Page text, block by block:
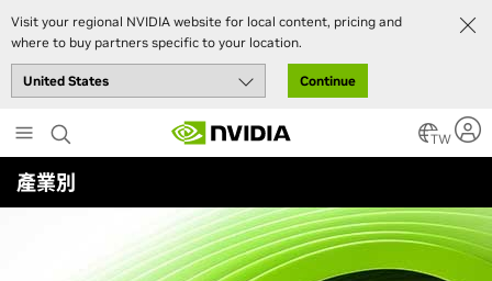
Visit your regional NVIDIA website for local content, pricing and
where to buy partners specific to your location.
Continue
to
main
content
TW
產業別
NVIDIA 智慧城市與智慧空間合作
夥伴